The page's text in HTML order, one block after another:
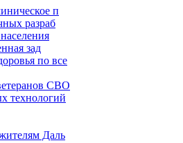
п
разраб
зад
по все
СВО
технологий
Даль